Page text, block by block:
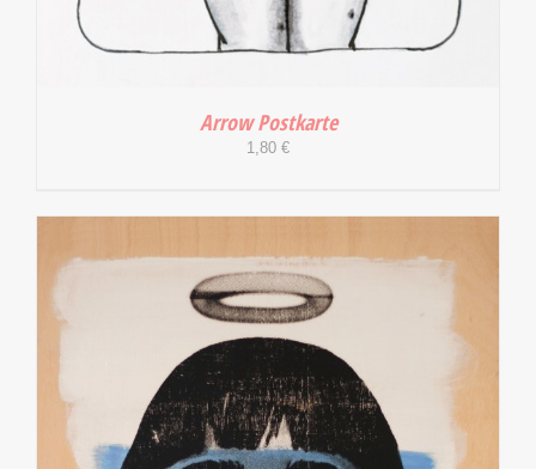
IN DEN WARENKORB DETAILS
Arrow Postkarte
1,80 €